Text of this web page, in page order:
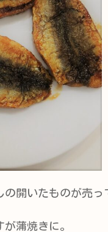
の開いたものが売っ
蒲焼きに。